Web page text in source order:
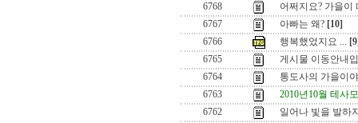
6768
어쩌지요? 가을이
6767
아빠는 왜? [10]
6766
행복했었지요 ...
6765
게시물 이동안내
6764
통도사의 가을이
6763
2010년10월 테사
6762
일어나 빛을 발하